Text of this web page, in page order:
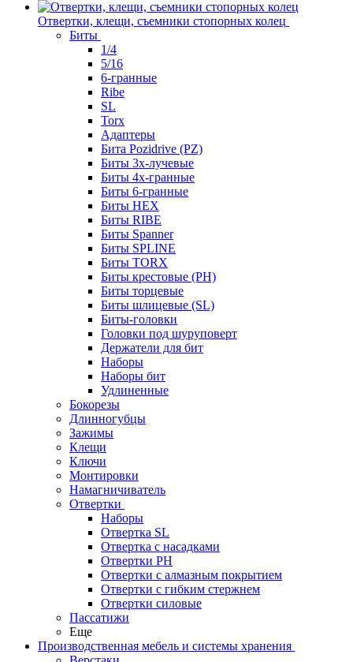
Отвертки, клещи, съемники стопорных колец
Биты
1/4
5/16
6-гранные
Ribe
SL
Torx
Адаптеры
Бита Pozidrive (PZ)
Биты 3х-лучевые
Биты 4х-гранные
Биты 6-гранные
Биты HEX
Биты RIBE
Биты Spanner
Биты SPLINE
Биты TORX
Биты крестовые (PH)
Биты торцевые
Биты шлицевые (SL)
Биты-головки
Головки под шуруповерт
Держатели для бит
Наборы
Наборы бит
Удлиненные
Бокорезы
Длинногубцы
Зажимы
Клещи
Ключи
Монтировки
Намагничиватель
Отвертки
Наборы
Отвертка SL
Отвертка с насадками
Отвертки PH
Отвертки с алмазным покрытием
Отвертки с гибким стержнем
Отвертки силовые
Пассатижи
Еще
Производственная мебель и системы хранения